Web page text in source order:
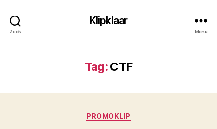
Zoek
Klipklaar
Menu
Tag: CTF
Categorieën
PROMOKLIP